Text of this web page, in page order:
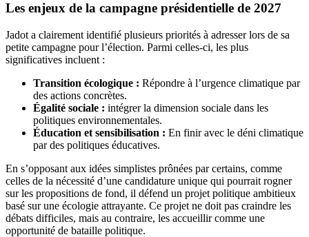
Les enjeux de la campagne présidentielle de 2027
Jadot a clairement identifié plusieurs priorités à adresser lors de sa
petite campagne pour l’élection. Parmi celles-ci, les plus
significatives incluent :
Transition écologique : Répondre à l’urgence climatique par
des actions concrètes.
Égalité sociale : intégrer la dimension sociale dans les
politiques environnementales.
Éducation et sensibilisation : En finir avec le déni climatique
par des politiques éducatives.
En s’opposant aux idées simplistes prônées par certains, comme
celles de la nécessité d’une candidature unique qui pourrait rogner
sur les propositions de fond, il défend un projet politique ambitieux
basé sur une écologie attrayante. Ce projet ne doit pas craindre les
débats difficiles, mais au contraire, les accueillir comme une
opportunité de bataille politique.